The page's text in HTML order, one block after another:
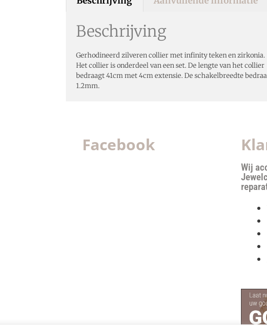
Beschrijving
Gerhodineerd zilveren collier met infinity teken en zirkonia.
Het collier is onderdeel van een set. De lengte van het collier
bedraagt 41cm met 4cm extensie. De schakelbreedte
1.2mm.
Facebook
Wij